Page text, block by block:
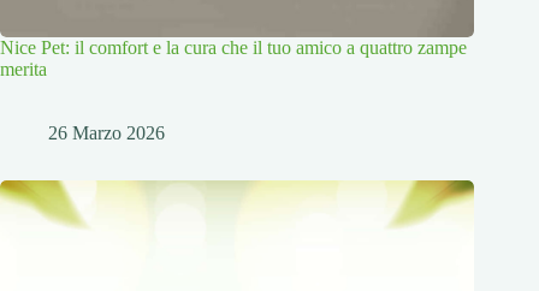
Nice Pet: il comfort e la cura che il tuo amico a quattro zampe
merita
26 Marzo 2026